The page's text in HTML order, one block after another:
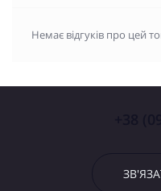
Немає відгуків про цей